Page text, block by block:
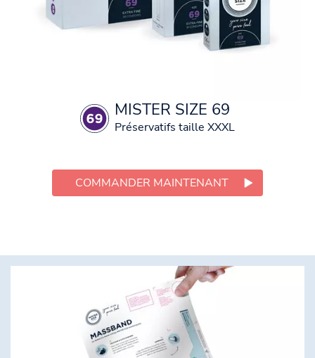
MISTER SIZE 69
Préservatifs taille XXXL
COMMANDER MAINTENANT